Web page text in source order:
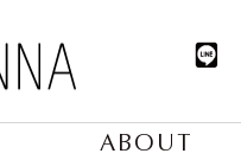
ABOUT